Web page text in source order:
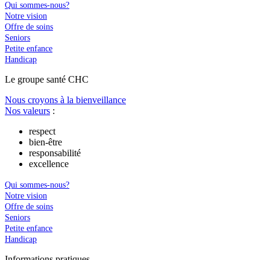
Qui sommes-nous?
Notre vision
Offre de soins
Seniors
Petite enfance
Handicap
Le groupe santé CHC
Nous croyons à la bienveillance
Nos valeurs :
respect
bien-être
responsabilité
excellence
Qui sommes-nous?
Notre vision
Offre de soins
Seniors
Petite enfance
Handicap